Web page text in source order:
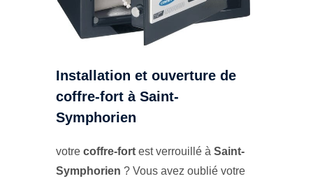
Installation et ouverture de
coffre-fort à Saint-
Symphorien
votre coffre-fort est verrouillé à Saint-
Symphorien ? Vous avez oublié votre